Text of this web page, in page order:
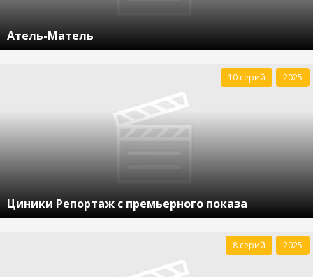
Атель-Матель
Циники Репортаж с премьерного показа
10 серий 2025
8 серий 2025